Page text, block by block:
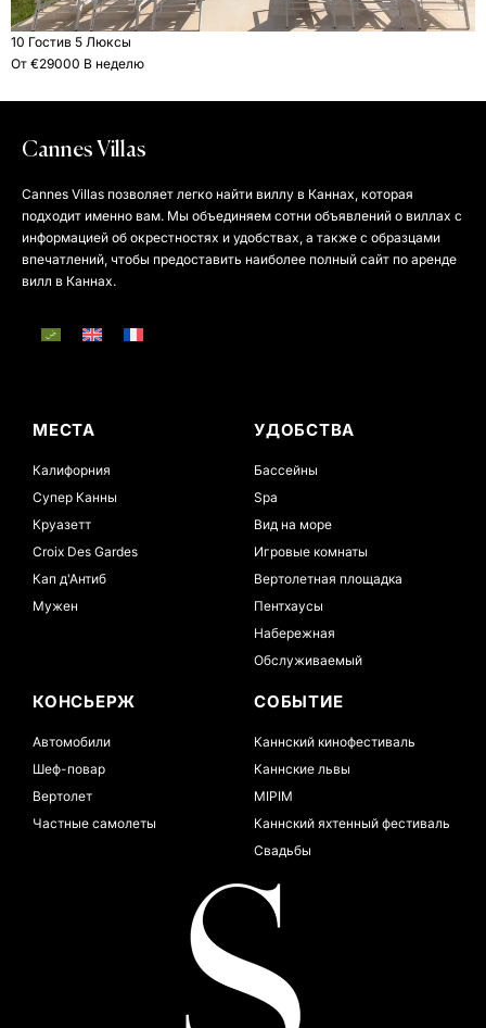
10 Гостив 5 Люксы
От €29000 В неделю
Cannes Villas
Cannes Villas позволяет легко найти виллу в Каннах, которая
подходит именно вам. Мы объединяем сотни объявлений о виллах с
информацией об окрестностях и удобствах, а также с образцами
впечатлений, чтобы предоставить наиболее полный сайт по аренде
вилл в Каннах.
МЕСТА
Калифорния
Супер Канны
Круазетт
Croix Des Gardes
Кап д'Антиб
Мужен
УДОБСТВА
Бассейны
Spa
Вид на море
Игровые комнаты
Вертолетная площадка
Пентхаусы
Набережная
Обслуживаемый
КОНСЬЕРЖ
Автомобили
Шеф-повар
Вертолет
Частные самолеты
СОБЫТИЕ
Каннский кинофестиваль
Каннские львы
MIPIM
Каннский яхтенный фестиваль
Свадьбы